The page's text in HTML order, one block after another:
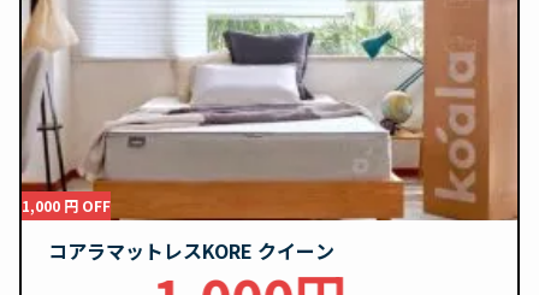
1,000 円 OFF
コアラマットレスKORE クイーン